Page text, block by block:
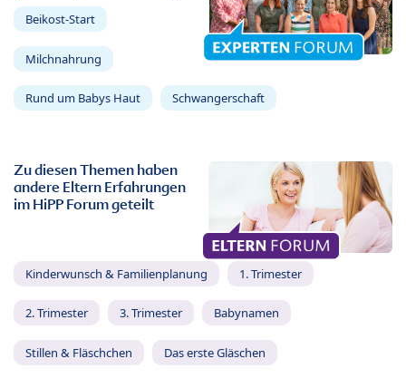
Beikost-Start
Milchnahrung
Rund um Babys Haut Schwangerschaft
Zu diesen Themen haben
andere Eltern Erfahrungen
im HiPP Forum geteilt
Kinderwunsch & Familienplanung 1. Trimester
2. Trimester 3. Trimester Babynamen
Stillen & Fläschchen Das erste Gläschen